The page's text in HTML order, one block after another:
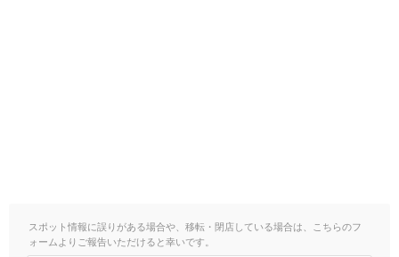
スポット情報に誤りがある場合や、移転・閉店している場合は、こちらのフ
ォームよりご報告いただけると幸いです。